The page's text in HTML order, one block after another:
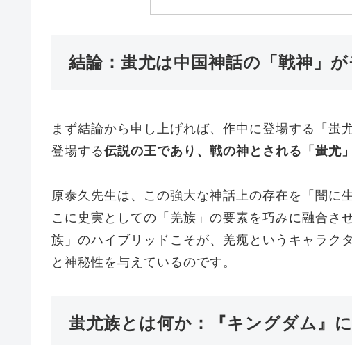
結論：蚩尤は中国神話の「戦神」
まず結論から申し上げれば、作中に登場する「蚩
登場する伝説の王であり、戦の神とされる「蚩尤」
原泰久先生は、この強大な神話上の存在を「闇に
こに史実としての「羌族」の要素を巧みに融合さ
族」のハイブリッドこそが、羌瘣というキャラク
と神秘性を与えているのです。
蚩尤族とは何か：『キングダム』